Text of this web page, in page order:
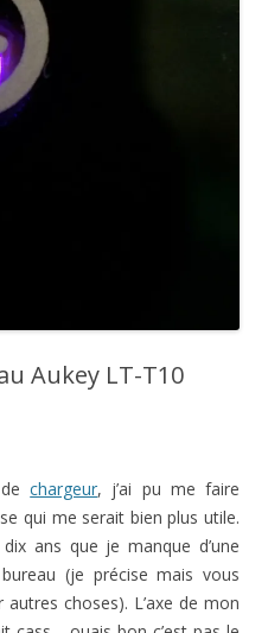
Aukey LT-T10
chargeur, j’ai pu me faire
qui me serait bien plus utile.
ans que je manque d’une
(je précise mais vous
autres choses). L’axe de mon